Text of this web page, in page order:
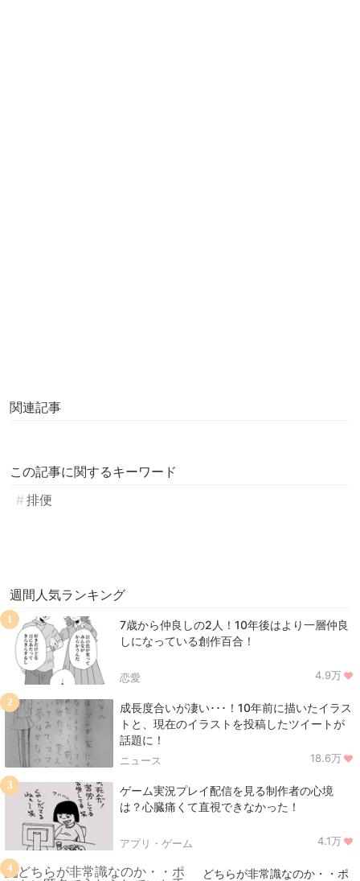
関連記事
この記事に関するキーワード
排便
週間人気ランキング
7歳から仲良しの2人！10年後はより一層仲良
しになっている創作百合！
恋愛 4.9万
1
成長度合いが凄い･･･！10年前に描いたイラス
トと、現在のイラストを投稿したツイートが
話題に！
ニュース 18.6万
2
ゲーム実況プレイ配信を見る制作者の心境
は？心臓痛くて直視できなかった！
アプリ・ゲーム 4.1万
3
どちらが非常識なのか・・ポ
4